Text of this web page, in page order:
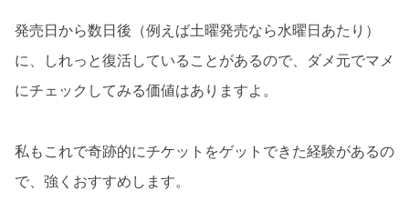
発売日から数日後（例えば土曜発売なら水曜日あたり）
に、しれっと復活していることがあるので、ダメ元でマメ
にチェックしてみる価値はありますよ。
私もこれで奇跡的にチケットをゲットできた経験があるの
で、強くおすすめします。